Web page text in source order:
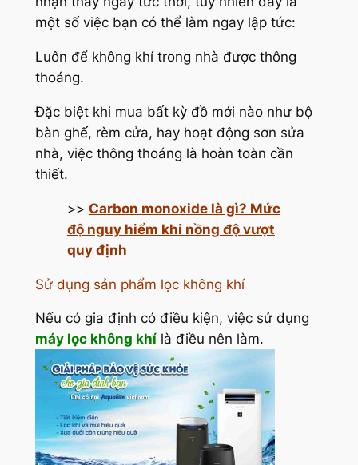
một số việc bạn có thể làm ngay lập tức:
Luôn để không khí trong nhà được thông
thoáng.
Đặc biệt khi mua bất kỳ đồ mới nào như bộ
bàn ghế, rèm cửa, hay hoạt động sơn sửa
nhà, việc thông thoáng là hoàn toàn cần
thiết.
>> Carbon monoxide là gì? Mức
độ nguy hiểm khi nồng độ vượt
quy định
Sử dụng sản phẩm lọc không khí
Nếu có gia định có điều kiện, việc sử dụng
máy lọc không khílà điều nên làm.